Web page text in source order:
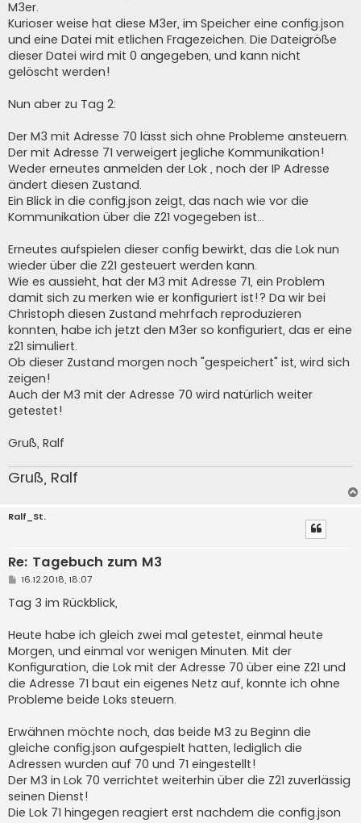
M3er.
Kurioser weise hat diese M3er, im Speicher eine config.json
und eine Datei mit etlichen Fragezeichen. Die Dateigröße
dieser Datei wird mit 0 angegeben, und kann nicht
gelöscht werden!
Nun aber zu Tag 2:
Der M3 mit Adresse 70 lässt sich ohne Probleme ansteuern.
Der mit Adresse 71 verweigert jegliche Kommunikation!
Weder erneutes anmelden der Lok , noch der IP Adresse
ändert diesen Zustand.
Ein Blick in die config.json zeigt, das nach wie vor die
Kommunikation über die Z21 vogegeben ist...
Erneutes aufspielen dieser config bewirkt, das die Lok nun
wieder über die Z21 gesteuert werden kann.
Wie es aussieht, hat der M3 mit Adresse 71, ein Problem
damit sich zu merken wie er konfiguriert ist!? Da wir bei
Christoph diesen Zustand mehrfach reproduzieren
konnten, habe ich jetzt den M3er so konfiguriert, das er eine
z21 simuliert.
Ob dieser Zustand morgen noch "gespeichert" ist, wird sich
zeigen!
Auch der M3 mit der Adresse 70 wird natürlich weiter
getestet!
Gruß, Ralf
Gruß, Ralf
Ralf_St.
Re: Tagebuch zum M3
B
i
t
a
g
16.12.2018, 18:07
Tag 3 im Rückblick,
Heute habe ich gleich zwei mal getestet, einmal heute
Morgen, und einmal vor wenigen Minuten. Mit der
Konfiguration, die Lok mit der Adresse 70 über eine Z21 und
die Adresse 71 baut ein eigenes Netz auf, konnte ich ohne
Probleme beide Loks steuern.
Erwähnen möchte noch, das beide M3 zu Beginn die
gleiche config.json aufgespielt hatten, lediglich die
Adressen wurden auf 70 und 71 eingestellt!
Der M3 in Lok 70 verrichtet weiterhin über die Z21 zuverlässig
seinen Dienst!
Die Lok 71 hingegen reagiert erst nachdem die config.json